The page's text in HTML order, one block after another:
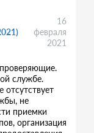
16
февраля
2021
службе.
не
приемки
организация